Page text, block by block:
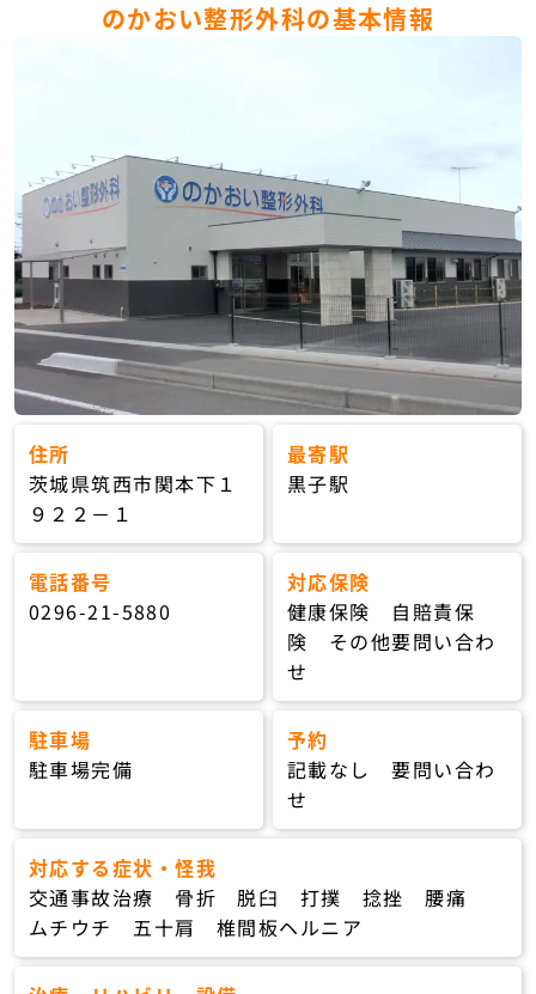
のかおい整形外科の基本情報
住所
茨城県筑西市関本下１
９２２－１
最寄駅
黒子駅
電話番号
0296-21-5880
対応保険
健康保険 自賠責保
険 その他要問い合わ
せ
駐車場
駐車場完備
予約
記載なし 要問い合わ
せ
対応する症状・怪我
交通事故治療 骨折 脱臼 打撲 捻挫 腰痛
ムチウチ 五十肩 椎間板ヘルニア